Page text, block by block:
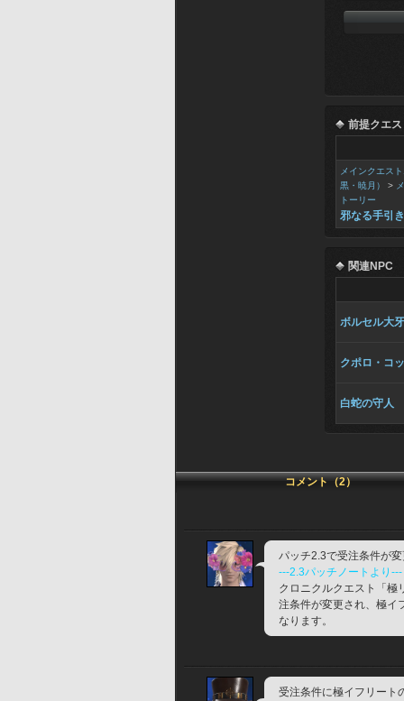
前提クエ
メインクエス
黒・暁月）
>
トーリー
邪なる手引き
関連NPC
ボルセル大
クポロ・コ
白蛇の守人
コメント（2）
パッチ2.3で受注条件が
---2.3パッチノートより---
クロニクルクエスト「極
注条件が変更され、極イ
なります。
受注条件に極イフリート